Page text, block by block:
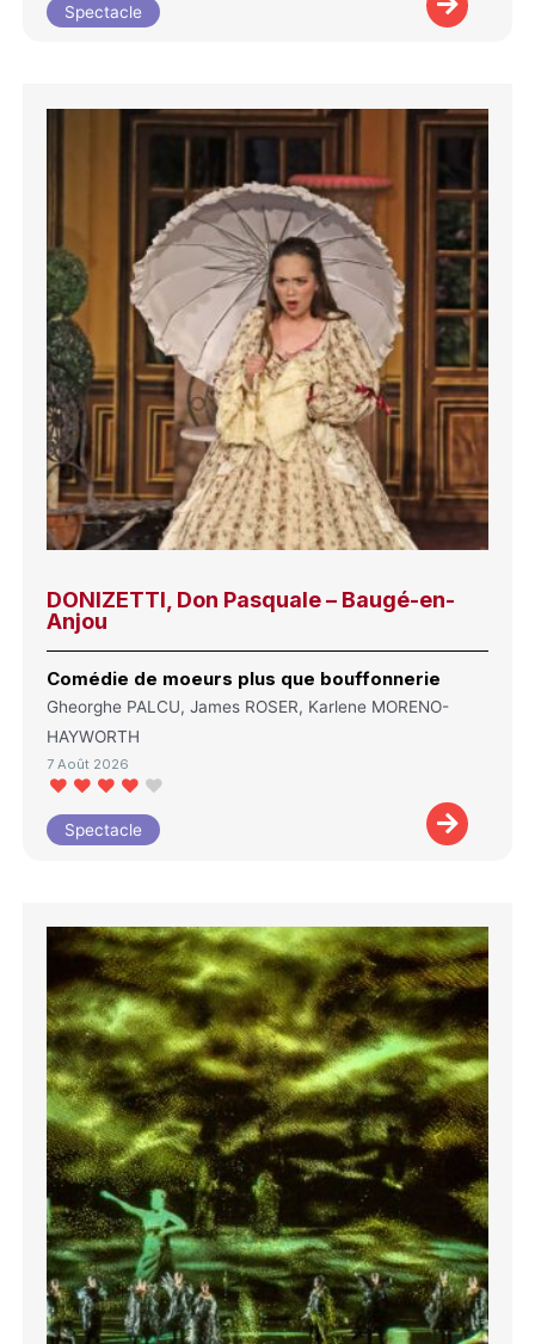
Spectacle
DONIZETTI, Don Pasquale – Baugé-en-
Anjou
Comédie de moeurs plus que bouffonnerie
Gheorghe PALCU, James ROSER, Karlene MORENO-
HAYWORTH
7 Août 2026
Spectacle